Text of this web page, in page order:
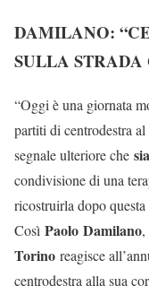
DAMILANO:
SULLA STRADA
“Oggi è una giornata
partiti di centrodestra
segnale ulteriore che
condivisione di una
ricostruirla dopo questa
Così Paolo Damilano,
Torino reagisce
centrodestra alla sua